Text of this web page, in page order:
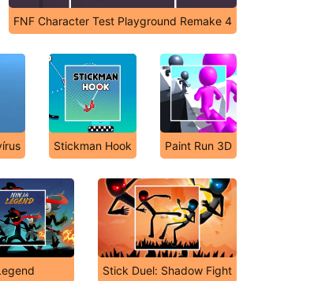
FNF Character Test Playground Remake 4
Stickman Hook Paint Run 3D
Stick Duel: Shadow Fight